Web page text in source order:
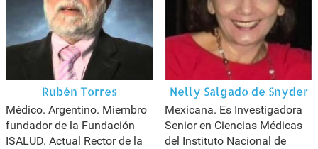
Rubén Torres
Médico. Argentino. Miembro
fundador de la Fundación
ISALUD. Actual Rector de la
Nelly Salgado de Snyder
Mexicana. Es Investigadora
Senior en Ciencias Médicas
del Instituto Nacional de